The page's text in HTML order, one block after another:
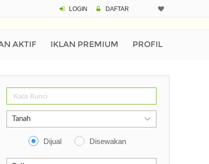
LOGIN DAFTAR
AKTIF IKLAN PREMIUM PROFIL
Dijual Disewakan